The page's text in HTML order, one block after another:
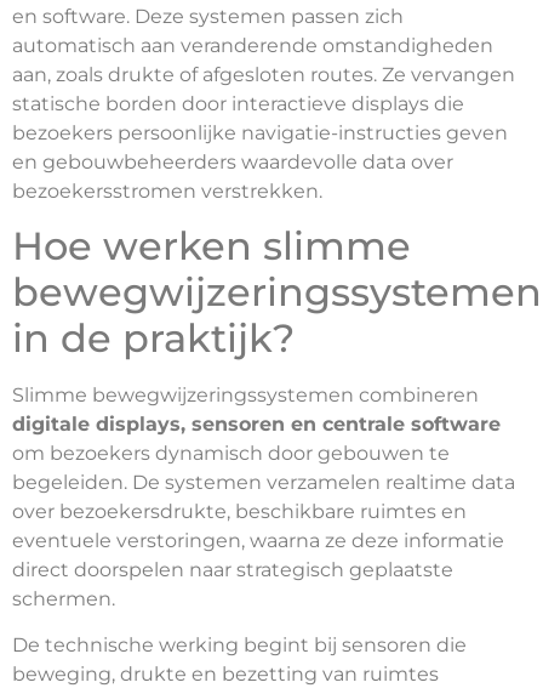
en software. Deze systemen passen zich
automatisch aan veranderende omstandigheden
aan, zoals drukte of afgesloten routes. Ze vervangen
statische borden door interactieve displays die
bezoekers persoonlijke navigatie-instructies geven
en gebouwbeheerders waardevolle data over
bezoekersstromen verstrekken.
Hoe werken slimme
bewegwijzeringssystemen
in de praktijk?
Slimme bewegwijzeringssystemen combineren
digitale displays, sensoren en centrale software
om bezoekers dynamisch door gebouwen te
begeleiden. De systemen verzamelen realtime data
over bezoekersdrukte, beschikbare ruimtes en
eventuele verstoringen, waarna ze deze informatie
direct doorspelen naar strategisch geplaatste
schermen.
De technische werking begint bij sensoren die
beweging, drukte en bezetting van ruimtes